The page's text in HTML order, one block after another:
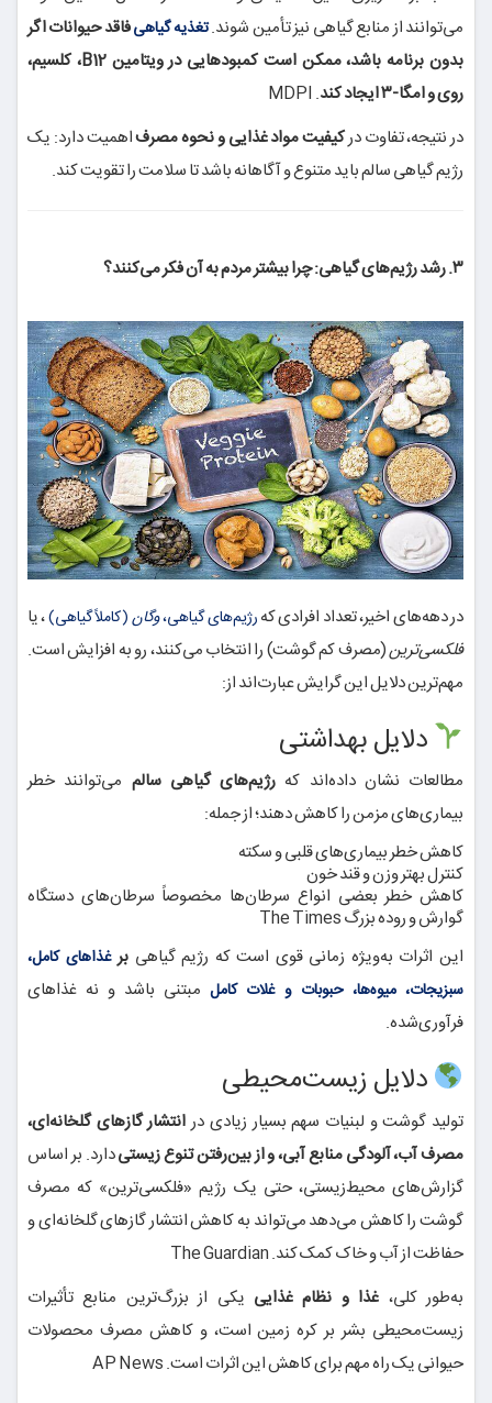
می‌توانند از منابع گیاهی نیز تأمین شوند.تغذیه گیاهیفاقد حیوانات اگر
بدون برنامه باشد، ممکن است کمبودهایی در ویتامین B12، کلسیم،
روی و امگا‑۳ ایجاد کند
.
MDPI
در نتیجه، تفاوت درکیفیت مواد غذایی و نحوه مصرفاهمیت دارد: یک
رژیم گیاهی سالم باید متنوع و آگاهانه باشد تا سلامت را تقویت کند.
۳. رشد رژیم‌های گیاهی: چرا بیشتر مردم به آن فکر می‌کنند؟
در دهه‌های اخیر، تعداد افرادی کهرژیم‌های گیاهی،وگان(کاملاً گیاهی)، یا
فلکسی‌ترین(مصرف کم گوشت) را انتخاب می‌کنند، رو به افزایش است.
مهم‌ترین دلایل این گرایش عبارت‌اند از:
دلایل بهداشتی
مطالعات نشان داده‌اند که رژیم‌های گیاهی سالم می‌توانند خطر
بیماری‌های مزمن را کاهش دهند؛ از جمله:
کاهش خطر بیماری‌های قلبی و سکته
کنترل بهتر وزن و قند خون
کاهش خطر بعضی انواع سرطان‌ها مخصوصاً سرطان‌های دستگاه
گوارش و روده بزرگThe Times
این اثرات به‌ویژه زمانی قوی است که رژیم گیاهی برغذاهای کامل،
سبزیجات، میوه‌ها، حبوبات و غلات کامل مبتنی باشد و نه غذاهای
فرآوری‌شده.
دلایل زیست‌محیطی
تولید گوشت و لبنیات سهم بسیار زیادی در انتشار گازهای گلخانه‌ای،
مصرف آب، آلودگی منابع آبی، و از بین‌رفتن تنوع زیستیدارد. بر اساس
گزارش‌های محیط‌زیستی، حتی یک رژیم «فلکسی‌ترین» که مصرف
گوشت را کاهش می‌دهد می‌تواند به کاهش انتشار گازهای گلخانه‌ای و
حفاظت از آب و خاک کمک کند.The Guardian
به‌طور کلی، غذا و نظام غذایی یکی از بزرگ‌ترین منابع تأثیرات
زیست‌محیطی بشر بر کره زمین است، و کاهش مصرف محصولات
حیوانی یک راه مهم برای کاهش این اثرات است.AP News